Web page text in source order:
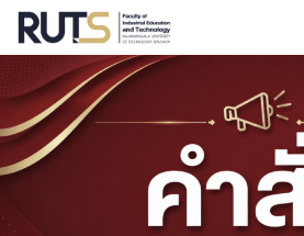
Skip
content
Search
for: